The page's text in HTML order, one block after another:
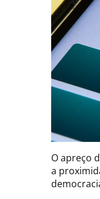
O apreço
a